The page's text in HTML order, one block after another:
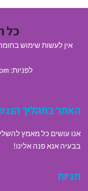
כל
אין לעשות שימוש
לפניות: Avihai.ZoomAt@gmail.com
האתר בתהליך
אנו עושים כל מאמץ
בבעיה אנא פנה אלינו!
תגיות